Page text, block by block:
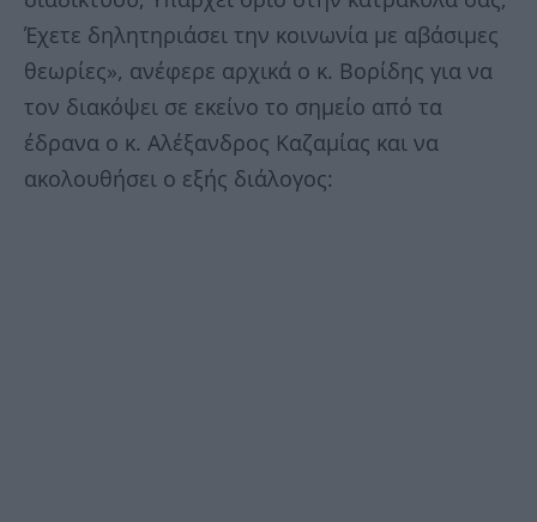
Έχετε δηλητηριάσει την κοινωνία με αβάσιμες
θεωρίες», ανέφερε αρχικά ο κ. Βορίδης για να
τον διακόψει σε εκείνο το σημείο από τα
έδρανα ο κ. Αλέξανδρος Καζαμίας και να
ακολουθήσει ο εξής διάλογος: